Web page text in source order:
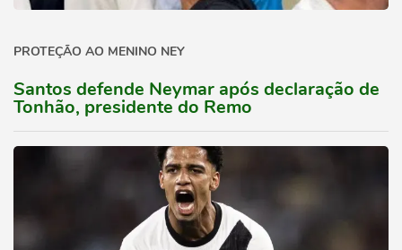
PROTEÇÃO AO MENINO NEY
Santos defende Neymar após declaração de
Tonhão, presidente do Remo